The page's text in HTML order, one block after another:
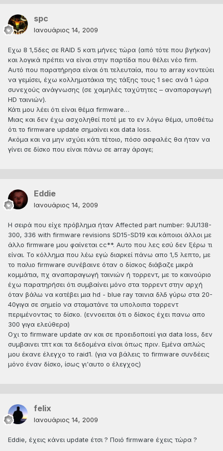
spc
Ιανουάριος 14, 2009
Εχω 8 1,5δες σε RAID 5 κατι μήνες τώρα (από τότε που βγήκαν)
και λογικά πρέπει να είναι στην παρτίδα που θέλει νέο firm.
Αυτό που παρατήρησα είναι ότι τελευταία, που το array κοντεύει
να γεμίσει, έχω κολληματάκια της τάξης τους 1 sec ανά 1 ώρα
συνεχούς ανάγνωσης (σε χαμηλές ταχύτητες – αναπαραγωγή
HD ταινιών).
Κάτι μου λέει ότι είναι θέμα firmware…
Μιας και δεν έχω ασχοληθεί ποτέ με το εν λόγω θέμα, υποθέτω
ότι το firmware update σημαίνει και data loss.
Ακόμα και να μην ισχύει κάτι τέτοιο, πόσο ασφαλές θα ήταν να
γίνει σε δίσκο που είναι πάνω σε array άραγε;
Eddie
Ιανουάριος 14, 2009
H σειρά που είχε πρόβλημα ήταν Affected part number: 9JU138-
300, 336 with firmware revisions SD15-SD19 και κάποιοι άλλοι με
άλλο firmware μου φαίνεται cc**. Aυτο που λες εσύ δεν ξέρω τι
είναι. Το κόλλημα που λέω εγώ διαρκεί πάνω απο 1,5 λεπτο, με
το παλιο firmware συνέβαινε όταν ο δίσκος διάβαζε μικρά
κομμάτια, πχ αναπαραγωγή ταινιών ή τορρεντ, με το καινούριο
έχω παρατηρήσει ότι συμβαίνει μόνο στα τορρεντ στην αρχή
όταν βάλω να κατέβει μια hd - blue ray ταινια δλδ γύρω στα 20-
40γιγα σε σημείο να σταματάνε τα υπολοιπα τορρεντ
περιμένοντας το δίσκο. (εννοειται ότι ο δίσκος έχει πανω απο
300 γιγα ελεύθερα)
Οχι το firmware update αν και σε προειδοποιεί για data loss, δεν
συμβαινει τπτ και τα δεδομένα είναι όπως πριν. Εμένα απλώς
μου έκανε έλεγχο το raid1. (για να βάλεις το firmware συνδέεις
μόνο έναν δίσκο, ίσως γι'αυτο ο έλεγχος)
felix
Ιανουάριος 14, 2009
Eddie, έχεις κάνει update έτσι ? Ποιό firmware έχεις τώρα ?